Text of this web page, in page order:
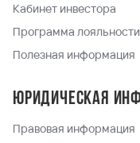
Кабинет инвестора
Программа лояльности
Полезная информация
Юридическая
Правовая информация